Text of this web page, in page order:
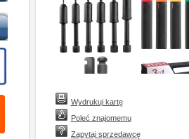
Wydrukuj kartę
Poleć znajomemu
Zapytaj sprzedawcę